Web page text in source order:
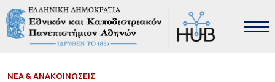
ΝΕΑ & ΑΝΑΚΟΙΝΩΣΕΙΣ